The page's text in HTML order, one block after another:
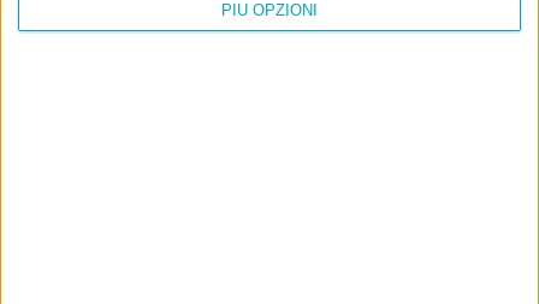
PIÙ OPZIONI